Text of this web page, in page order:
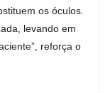
os óculos.
levando em
reforça o